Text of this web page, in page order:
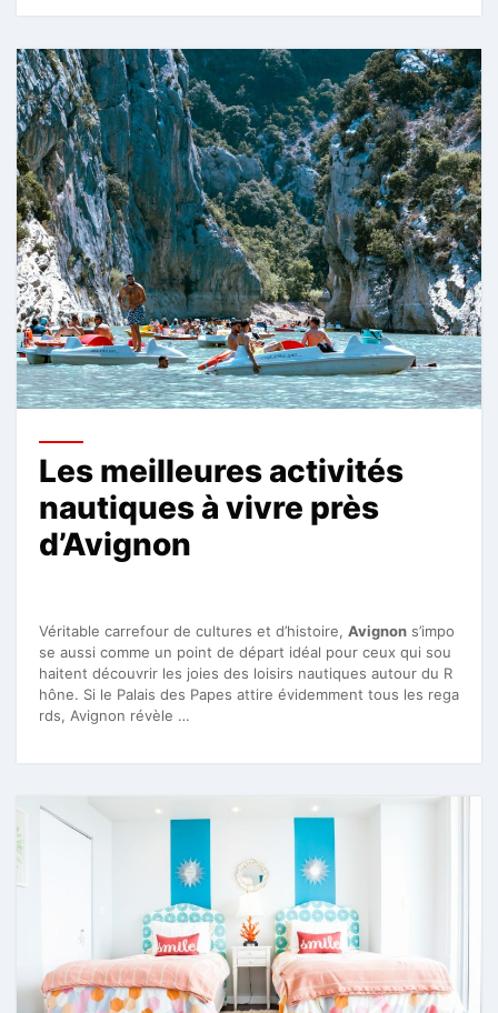
Les meilleures activités
nautiques à vivre près
d’Avignon
Véritable carrefour de cultures et d’histoire, Avignon s’impo
se aussi comme un point de départ idéal pour ceux qui sou
haitent découvrir les joies des loisirs nautiques autour du R
hône. Si le Palais des Papes attire évidemment tous les rega
rds, Avignon révèle …